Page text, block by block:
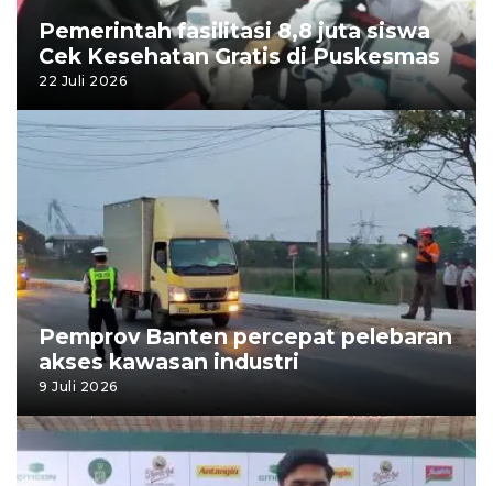
Pemerintah fasilitasi 8,8 juta siswa
Cek Kesehatan Gratis di Puskesmas
22 Juli 2026
Pemprov Banten percepat pelebaran
akses kawasan industri
9 Juli 2026